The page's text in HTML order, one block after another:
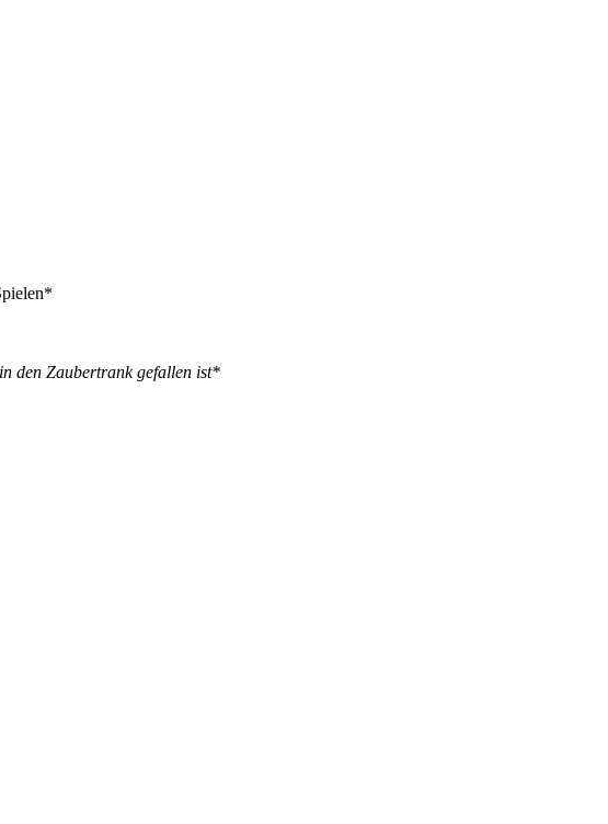
den Zaubertrank gefallen ist*